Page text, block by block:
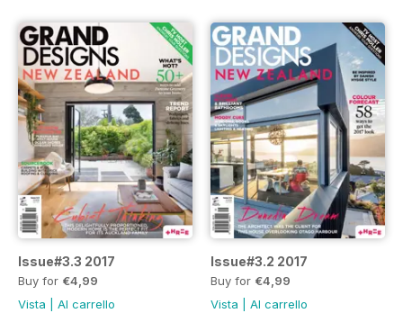
Issue#3.3 2017
Buy for €4,99
Vista
Al carrello
Issue#3.2 2017
Buy for €4,99
Vista
Al carrello